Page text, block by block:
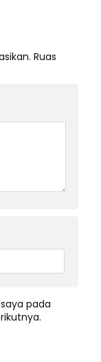
Ruas
pada